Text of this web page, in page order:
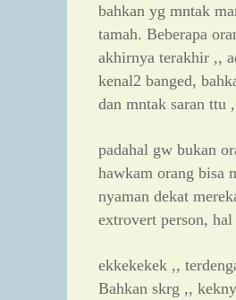
bahkan yg mntak
tamah. Beberapa
akhirnya terakhir ,,
kenal2 banged,
dan mntak saran ttu
padahal gw bukan
hawkam orang bisa
nyaman dekat
extrovert person,
ekkekekek ,,
Bahkan skrg ,,